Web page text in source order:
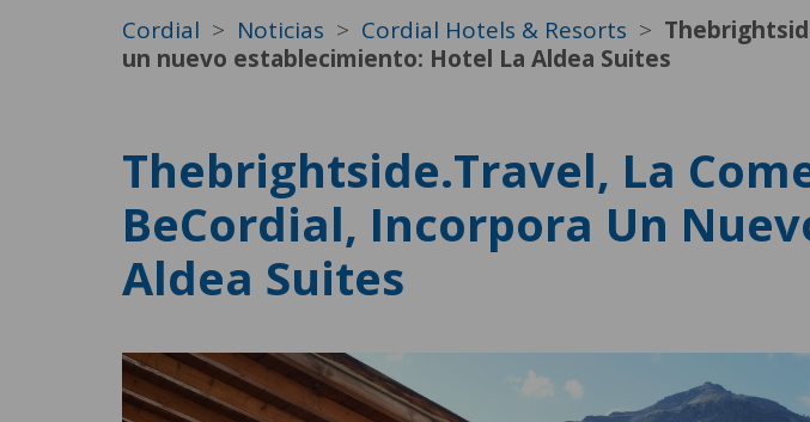
Cordial Noticias Cordial Hotels & Resorts
un nuevo establecimiento: Hotel La Aldea Suites
Thebrightside.travel, La
BeCordial, Incorpora Un
Aldea Suites